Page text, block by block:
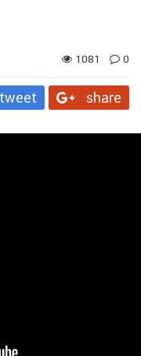
1081
0
tweet share